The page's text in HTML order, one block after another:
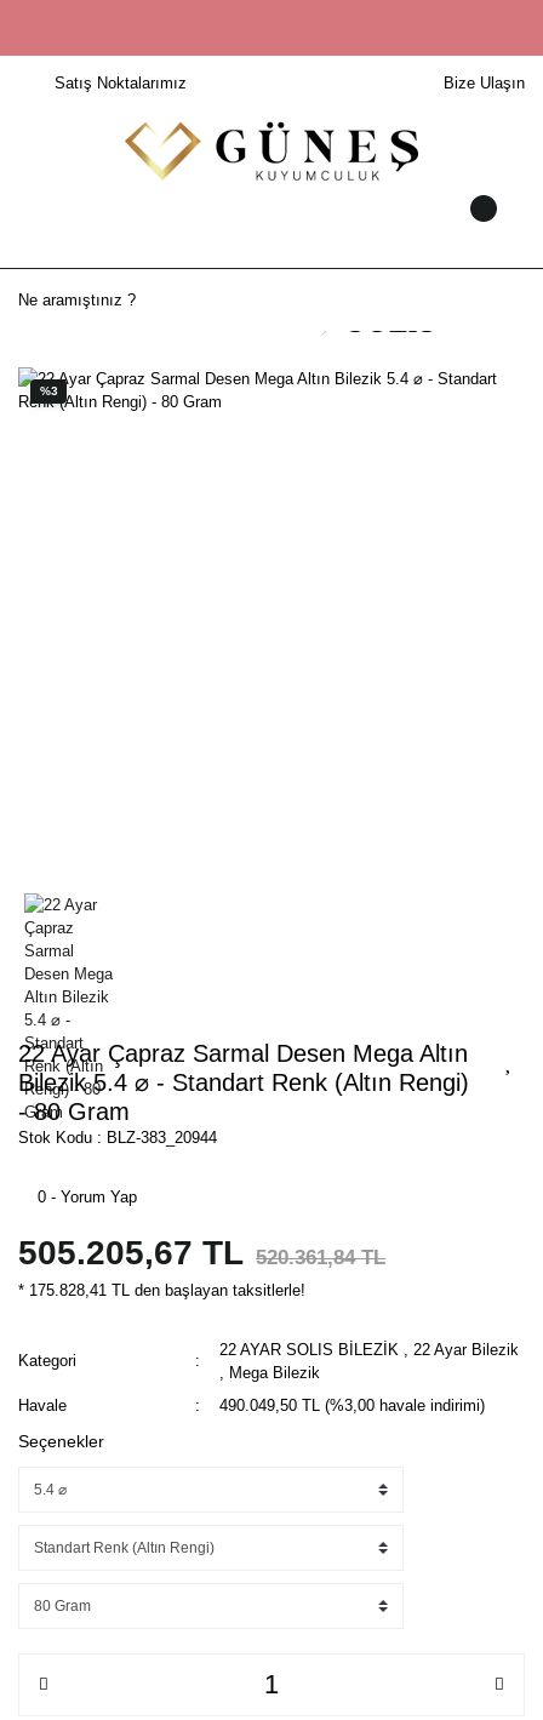
Satış Noktalarımız Bize Ulaşın
%3
22 Ayar Çapraz Sarmal Desen Mega Altın
Bilezik 5.4 ⌀ - Standart Renk (Altın Rengi)
- 80 Gram
Stok Kodu : BLZ-383_20944
0 - Yorum Yap
505.205,67 TL 520.361,84 TL
* 175.828,41 TL den başlayan taksitlerle!
Kategori
22 AYAR SOLIS BİLEZİK
22 Ayar Bilezik
Mega Bilezik
Havale
490.049,50 TL (%3,00 havale indirimi)
Seçenekler